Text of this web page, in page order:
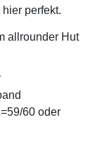
perfekt.
allrounder Hut
60 oder